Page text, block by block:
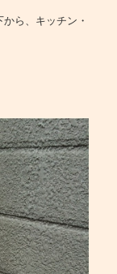
ら、キッチン・